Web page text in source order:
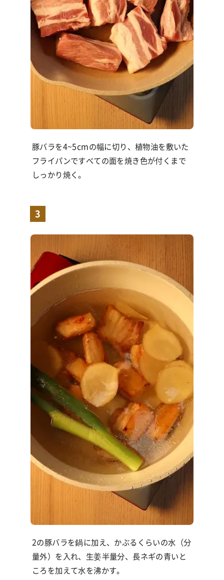
豚バラを4~5cmの幅に切り、植物油を敷いた
フライパンですべての面を焼き色が付くまで
しっかり焼く。
3
2の豚バラを鍋に加え、かぶるくらいの水（分
量外）を入れ、生姜半量分、長ネギの青いと
ころを加えて水を沸かす。